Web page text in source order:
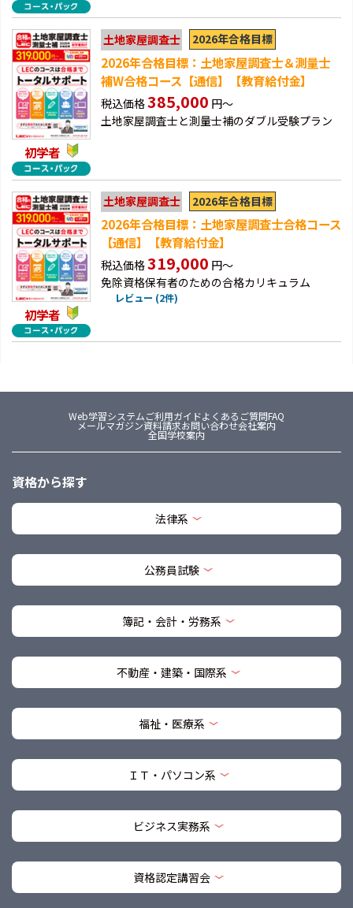
初学者
土地家屋調査士 2026年合格目標
2026年合格目標：土地家屋調査士＆測量士
補W合格コース【通信】【教育給付金】
税込価格385,000 円～
土地家屋調査士と測量士補のダブル受験プラン
初学者
土地家屋調査士 2026年合格目標
2026年合格目標：土地家屋調査士合格コース
【通信】【教育給付金】
税込価格319,000 円～
免除資格保有者のための合格カリキュラム
レビュー (2件)
Web学習システムご利用ガイドよくあるご質問FAQ
メールマガジン資料請求お問い合わせ会社案内
全国学校案内
資格から探す
法律系
公務員試験
簿記・会計・労務系
不動産・建築・国際系
福祉・医療系
ＩＴ・パソコン系
ビジネス実務系
資格認定講習会